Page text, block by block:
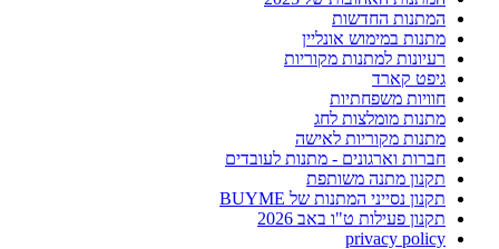
המתנות החדשות
מתנות במימוש אונליין
רעיונות למתנות מקוריות
גיפט קארד
חוויות משפחתיות
מתנות מומלצות לחג
מתנות מקוריות לאישה
חברות וארגונים - מתנות לעובדים
תקנון מתנה משותפת
תקנון נסייני המתנות של BUYME
תקנון פעילות ט"ו באב 2026
privacy policy